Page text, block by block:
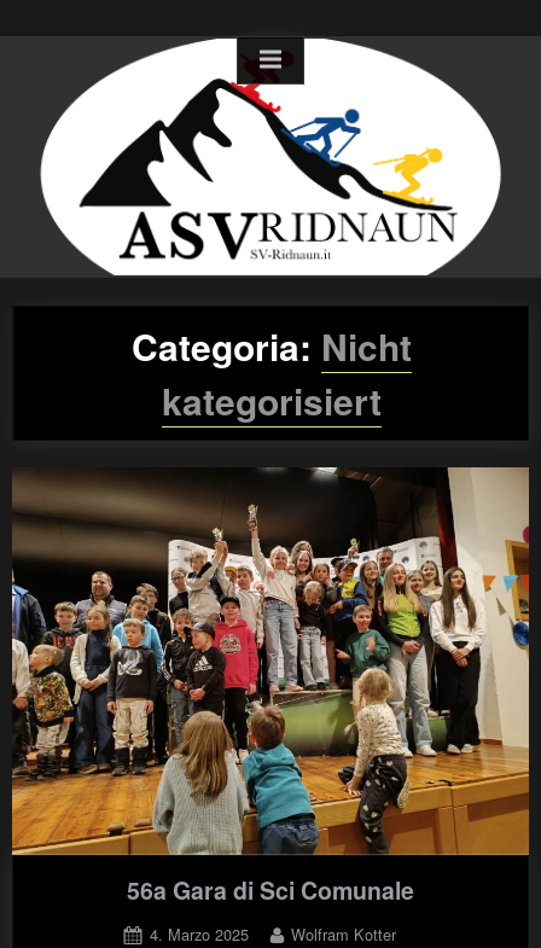
Categoria: Nicht
kategorisiert
56a Gara di Sci Comunale
Posted
4. Marzo 2025 By
Wolfram Kotter